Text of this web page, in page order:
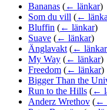
Bananas (← länkar)
Som du vill (←
Bluffin (← länkar)
Suave (← länkar)
Änglavakt (← länkar
My Way (← länkar)
Freedom (← länkar)
Bigger Than the
Run to the Hills (←
Anderz Wrethov (←